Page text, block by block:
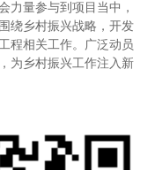
力量参与到项目当中，
绕乡村振兴战略，开发
程相关工作。广泛动员
为乡村振兴工作注入新